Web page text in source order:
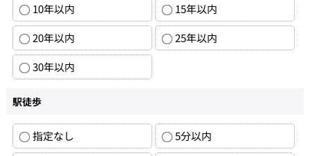
10年以内
15年以内
20年以内
25年以内
30年以内
駅徒歩
指定なし
5分以内